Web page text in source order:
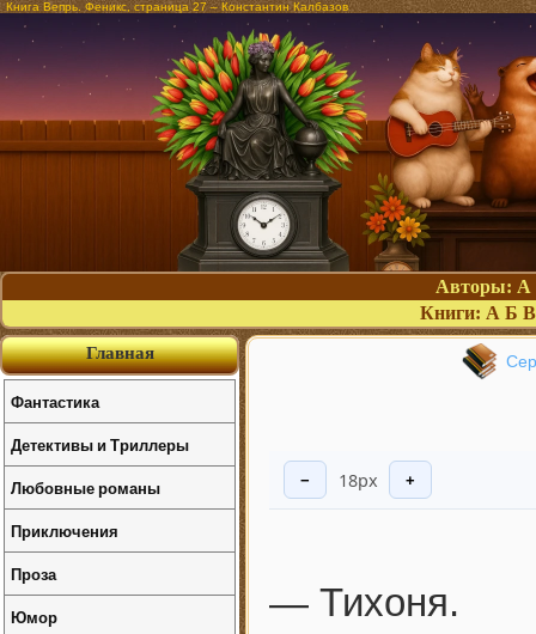
Книга Вепрь. Феникс, страница 27 – Константин Калбазов
Авторы: А
Книги: А Б В
− 18px +
— Тихоня.
Главная
Фантастика
Детективы и Триллеры
Любовные романы
Приключения
Проза
Юмор